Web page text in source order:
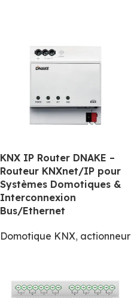
KNX IP Router DNAKE –
Routeur KNXnet/IP pour
Systèmes Domotiques &
Interconnexion
Bus/Ethernet
Domotique KNX, actionneur